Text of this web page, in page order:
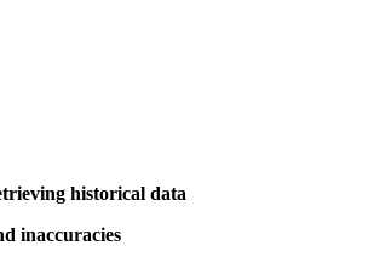
historical data
inaccuracies